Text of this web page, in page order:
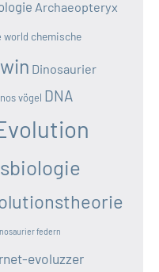
Archaeopteryx
world chemische
Dinosaurier
vögel DNA
federn
evoluzzer